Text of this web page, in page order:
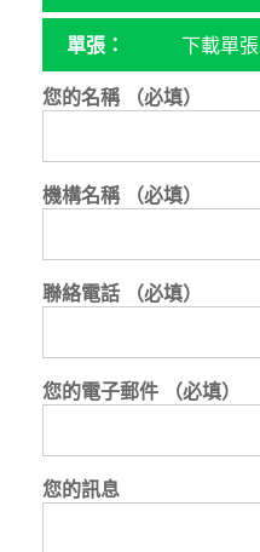
單張：
下載單張
您的名稱 （必填）
機構名稱 （必填）
聯絡電話 （必填）
您的電子郵件 （必填）
您的訊息